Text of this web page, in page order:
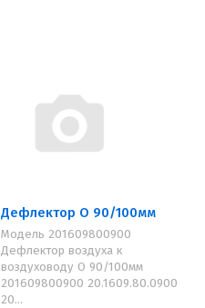
Дефлектор O 90/100мм
Модель 201609800900
Дефлектор воздуха к
воздуховоду O 90/100мм
201609800900 20.1609.80.0900
20...